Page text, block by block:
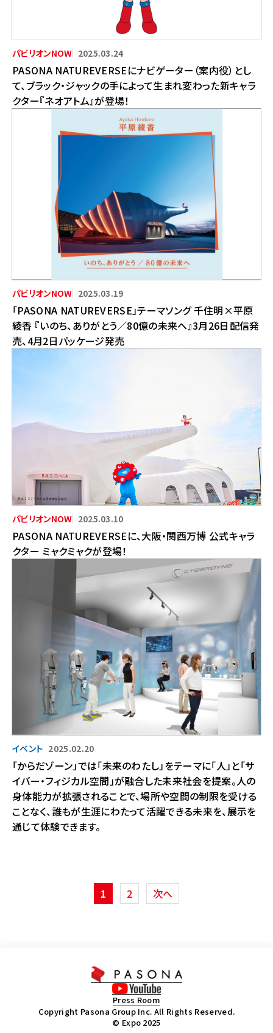
2025.03.24
PASONA NATUREVERSEにナビゲーター（案内役）とし
て、ブラック・ジャックの手によって生まれ変わった新キャラ
クター『ネオアトム』が登場！
2025.03.19
「PASONA NATUREVERSE」テーマソング 千住明×平原
綾香 『いのち、ありがとう／80億の未来へ』3月26日配信発
売、4月2日パッケージ発売
2025.03.10
PASONA NATUREVERSEに、大阪・関西万博 公式キャラ
クター ミャクミャクが登場！
2025.02.20
「からだゾーン」では「未来のわたし」をテーマに「人」と「サ
イバー・フィジカル空間」が融合した未来社会を提案。人の
身体能力が拡張されることで、場所や空間の制限を受ける
ことなく、誰もが生涯にわたって活躍できる未来を、展示を
通じて体験できます。
1 2 次へ
Press Room
Copyright Pasona Group Inc. All Rights Reserved.
© Expo 2025